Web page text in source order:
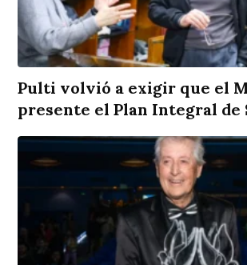
Pulti volvió a exigir que el
presente el Plan Integral de